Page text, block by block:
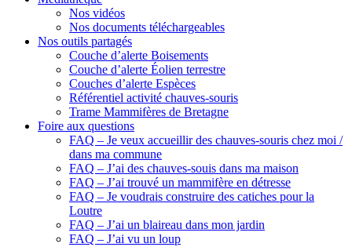
Nos vidéos
Nos documents téléchargeables
Nos outils partagés
Couche d’alerte Boisements
Couche d’alerte Éolien terrestre
Couches d’alerte Espèces
Référentiel activité chauves-souris
Trame Mammifères de Bretagne
Foire aux questions
FAQ – Je veux accueillir des chauves-souris chez moi /
dans ma commune
FAQ – J’ai des chauves-souis dans ma maison
FAQ – J’ai trouvé un mammifère en détresse
FAQ – Je voudrais construire des catiches pour la
Loutre
FAQ – J’ai un blaireau dans mon jardin
FAQ – J’ai vu un loup